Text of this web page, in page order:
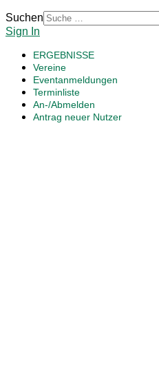
Suchen
Sign In
ERGEBNISSE
Vereine
Eventanmeldungen
Terminliste
An-/Abmelden
Antrag neuer Nutzer